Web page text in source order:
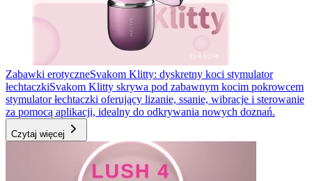
Zabawki erotyczneSvakom Klitty: dyskretny koci stymulator
łechtaczkiSvakom Klitty skrywa pod zabawnym kocim pokrowcem
stymulator łechtaczki oferujący lizanie, ssanie, wibracje i sterowanie
za pomocą aplikacji, idealny do odkrywania nowych doznań.
Czytaj więcej